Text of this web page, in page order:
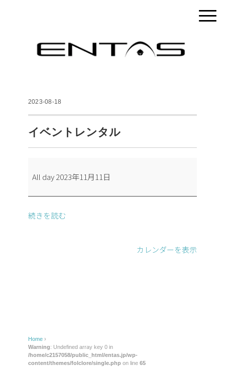
2023-08-18
イベントレンタル
ベ
ン
All day2023年11月11日
続きを読む
カレンダーを表示
Home ›
Warning: Undefined array key 0 in
/home/c2157058/public_html/entas.jp/wp-
content/themes/folclore/single.php on line 65